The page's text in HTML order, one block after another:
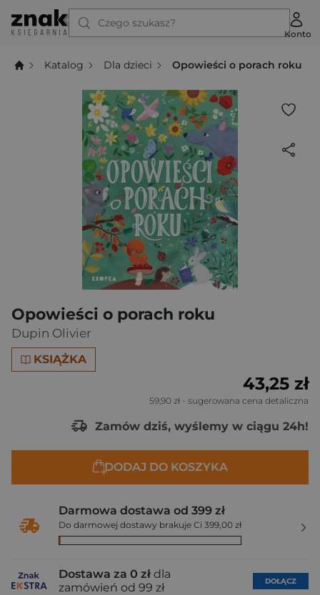
Czego szukasz?
Konto
Katalog Dla dzieci Opowieści o porach roku
Opowieści o porach roku
Dupin Olivier
KSIĄŻKA
43,25 zł
59,90 zł - sugerowana cena detaliczna
Zamów dziś, wyślemy w ciągu 24h!
DODAJ DO KOSZYKA
Darmowa dostawa od 399 zł
Do darmowej dostawy brakuje Ci 399,00 zł
Dostawa za 0 zł dla
zamówień od 99 zł
DOŁĄCZ